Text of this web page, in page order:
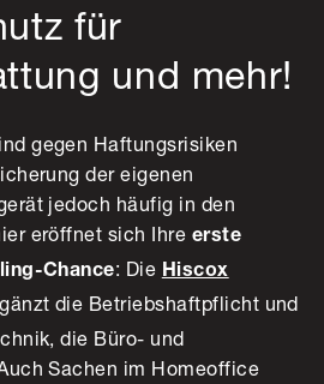
für
und mehr!
gegen Haftungsrisiken
der eigenen
jedoch häufig in den
eröffnet sich Ihre erste
Chance: Die Hiscox
die Betriebshaftpflicht und
die Büro- und
Sachen im Homeoffice